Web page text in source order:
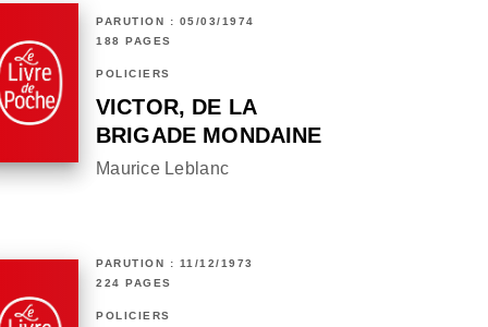
PARUTION : 05/03/1974
188 PAGES
POLICIERS
VICTOR, DE LA
BRIGADE MONDAINE
Maurice Leblanc
PARUTION : 11/12/1973
224 PAGES
POLICIERS